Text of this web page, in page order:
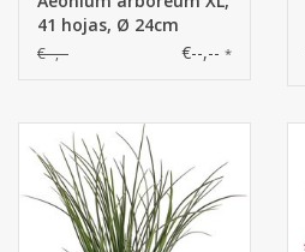
41 hojas, Ø 24cm
€--,-- €--,-- *